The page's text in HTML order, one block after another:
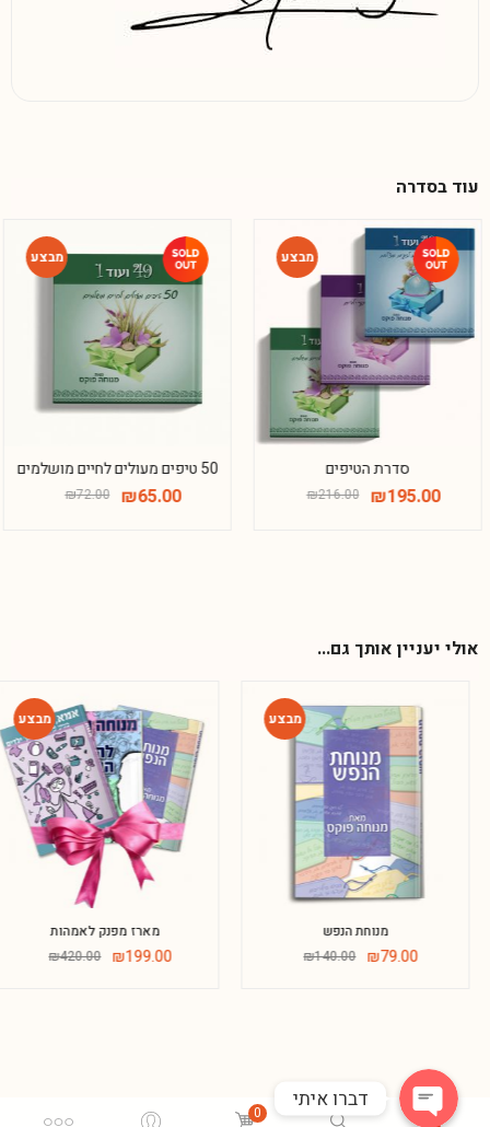
עוד בסדרה
50 טיפים מעולים לחיים מושלמים
₪72.00 ₪65.00
סדרת הטיפים
₪216.00 ₪195.00
אולי יעניין אותך גם...
-53%
מארז מפנק לאמהות
₪420.00 ₪199.00
מנוחת הנפש
₪140.00 ₪79.00
0
דברו איתי